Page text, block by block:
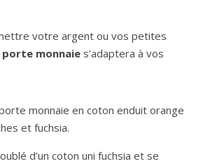
votre argent ou vos petites
monnaie s’adaptera à vos
porte monnaie en coton enduit orange
et fuchsia.
d’un coton uni fuchsia et se